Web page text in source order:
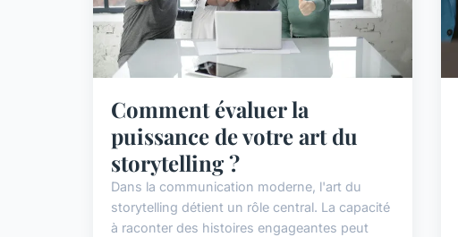
Comment évaluer la
puissance de votre art du
storytelling ?
Dans la communication moderne, l'art du
storytelling détient un rôle central. La capacité
à raconter des histoires engageantes peut